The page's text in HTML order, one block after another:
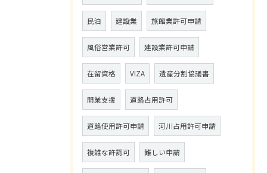
民泊 建設業 旅館業許可申請
風俗営業許可 建設業許可申請
在留資格 VIZA 遺産分割協議書
開業支援 道路占用許可
道路使用許可申請 河川占用許可申請
複雑な許認可 難しい申請